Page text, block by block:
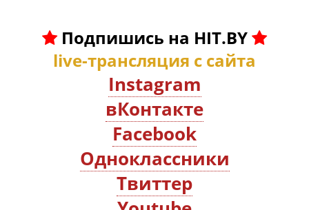
Подпишись на HIT.BY
live-трансляция с сайта
Instagram
вКонтакте
Facebook
Oдноклассники
Твиттер